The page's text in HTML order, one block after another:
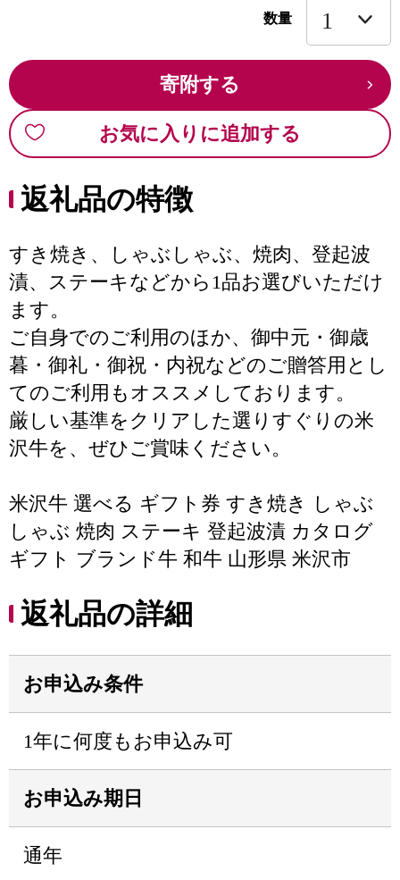
数量
寄附する
お気に入りに追加する
返礼品の特徴
すき焼き、しゃぶしゃぶ、焼肉、登起波
漬、ステーキなどから1品お選びいただけ
ます。
ご自身でのご利用のほか、御中元・御歳
暮・御礼・御祝・内祝などのご贈答用とし
てのご利用もオススメしております。
厳しい基準をクリアした選りすぐりの米
沢牛を、ぜひご賞味ください。
米沢牛 選べる ギフト券 すき焼き しゃぶ
しゃぶ 焼肉 ステーキ 登起波漬 カタログ
ギフト ブランド牛 和牛 山形県 米沢市
返礼品の詳細
お申込み条件
1年に何度もお申込み可
お申込み期日
通年